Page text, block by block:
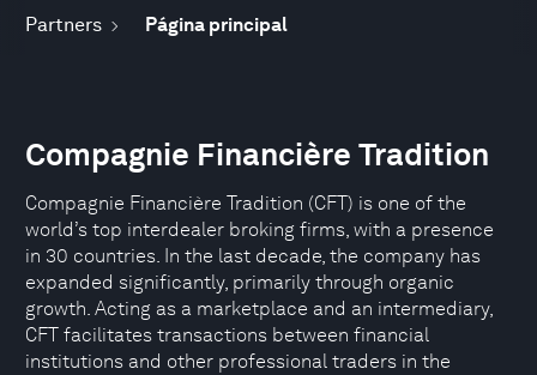
Partners Página principal
Compagnie Financière Tradition
Compagnie Financière Tradition (CFT) is one of the
world’s top interdealer broking firms, with a presence
in 30 countries. In the last decade, the company has
expanded significantly, primarily through organic
growth. Acting as a marketplace and an intermediary,
CFT facilitates transactions between financial
institutions and other professional traders in the